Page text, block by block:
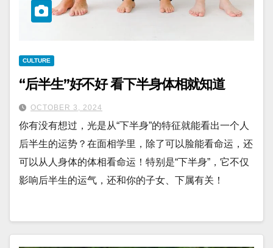
CULTURE
“后半生”好不好 看下半身体相就知道
OCTOBER 3, 2024
你有没有想过，光是从“下半身”的特征就能看出一个人
后半生的运势？在面相学里，除了可以脸能看命运，还
可以从人身体的体相看命运！特别是“下半身”，它不仅
影响后半生的运气，还和你的子女、下属有关！